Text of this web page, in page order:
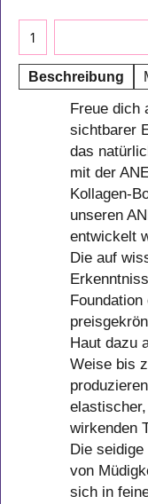
Beschreibung
Freue dich
sichtbarer
das
mit der
Kollagen-
unseren
entwickelt
Die auf
Haut dazu
Weise bis
wirkenden
Die
von
sich in